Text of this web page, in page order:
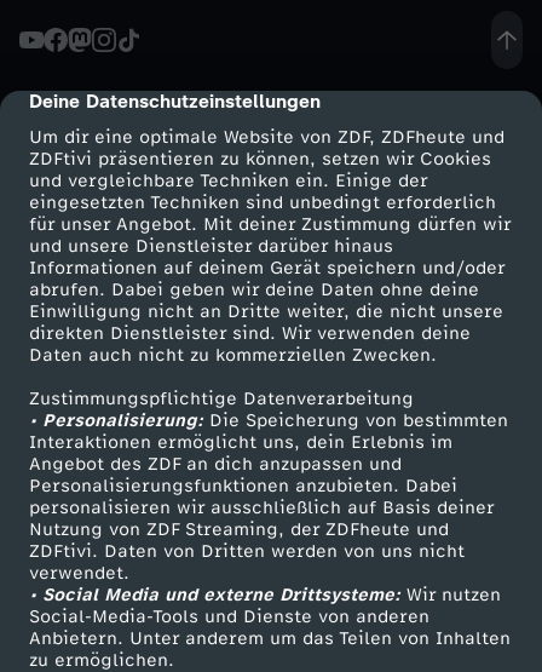
cmp-dialog-description
Deine Datenschutzeinstellungen
Um dir eine optimale Website von ZDF, ZDFheute und
ZDFtivi präsentieren zu können, setzen wir Cookies
und vergleichbare Techniken ein. Einige der
eingesetzten Techniken sind unbedingt erforderlich
für unser Angebot. Mit deiner Zustimmung dürfen wir
und unsere Dienstleister darüber hinaus
Informationen auf deinem Gerät speichern und/oder
abrufen. Dabei geben wir deine Daten ohne deine
Einwilligung nicht an Dritte weiter, die nicht unsere
direkten Dienstleister sind. Wir verwenden deine
Daten auch nicht zu kommerziellen Zwecken.
Zustimmungspflichtige Datenverarbeitung
• Personalisierung:Die Speicherung von bestimmten
Interaktionen ermöglicht uns, dein Erlebnis im
Angebot des ZDF an dich anzupassen und
Personalisierungsfunktionen anzubieten. Dabei
personalisieren wir ausschließlich auf Basis deiner
Nutzung von ZDF Streaming, der ZDFheute und
ZDFtivi. Daten von Dritten werden von uns nicht
verwendet.
• Social Media und externe Drittsysteme:Wir nutzen
Social-Media-Tools und Dienste von anderen
Anbietern. Unter anderem um das Teilen von Inhalten
zu ermöglichen.
o
Mehr ZDF
ZDF-Apps
Smart TV
ZDFtext
Livestreams
Sendungen A-Z
TV-Programm
Service
ZDFmitreden
Kontakt zum ZDF
Tickets
Zuschauerservice
Hilfe
ZDF Unternehmen
Karriere